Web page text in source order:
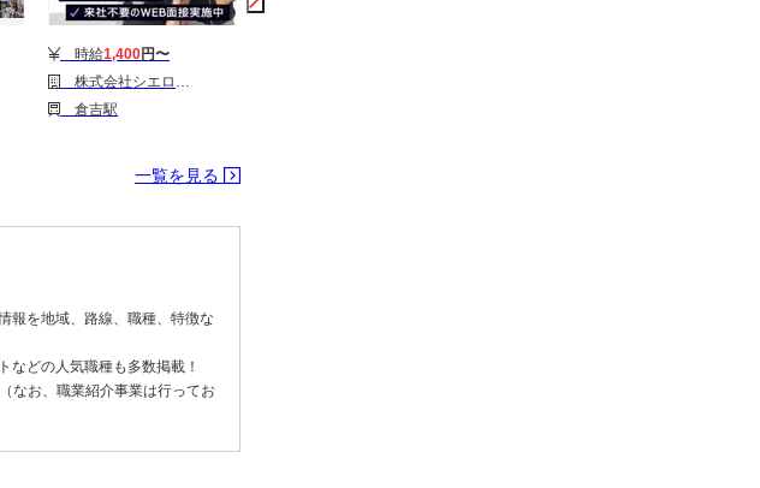
時給1,400円〜
株式会社シエロ_鳥取県【携帯キャ】ソフトバンク倉吉中央/AF5
倉吉駅
一覧を見る
報を地域、路線、職種、特徴な
などの人気職種も多数掲載！
なお、職業紹介事業は行ってお